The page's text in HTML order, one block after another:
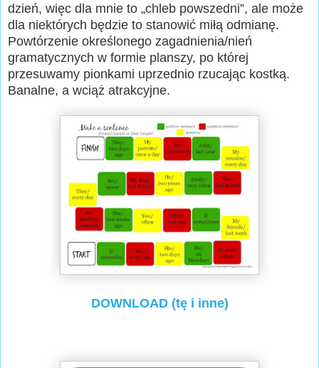
dzień, więc dla mnie to „chleb powszedni”, ale może
dla niektórych będzie to stanowić miłą odmianę.
Powtórzenie określonego zagadnienia/nień
gramatycznych w formie planszy, po której
przesuwamy pionkami uprzednio rzucając kostką.
Banalne, a wciąż atrakcyjne.
DOWNLOAD (tę i inne)